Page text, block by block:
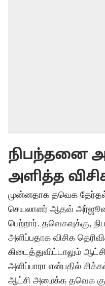
நிபந்தனை
அளித்த
முன்னதாக தவெக
செயலாளர் ஆதவ்
பெற்றார். தவெகவுக்கு,
அளிப்பதாக விசிக
கிடைத்துவிட்டாலும்
அளிப்பாரா என்பதில்
ஆட்சி அமைக்க தவெக